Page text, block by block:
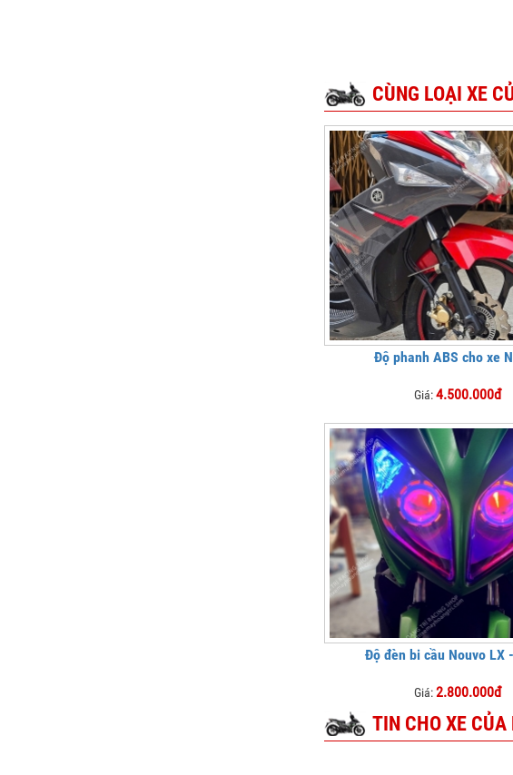
CÙNG LOẠI XE
Độ phanh ABS cho xe
Giá:4.500.000đ
Độ đèn bi cầu Nouvo LX
Giá:2.800.000đ
TIN CHO XE CỦA